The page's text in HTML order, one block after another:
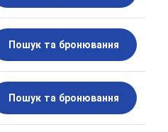
Пошук та бронювання
Пошук та бронювання